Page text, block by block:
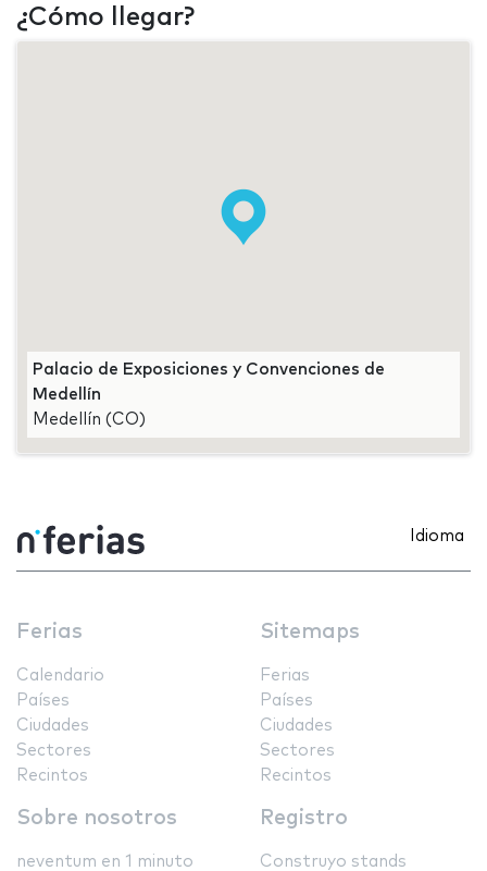
¿Cómo llegar?
Palacio de Exposiciones y Convenciones de
Medellín
Medellín (CO)
Idioma
Ferias
Calendario
Países
Ciudades
Sectores
Recintos
Sitemaps
Ferias
Países
Ciudades
Sectores
Recintos
Sobre nosotros
neventum en 1 minuto
Registro
Construyo stands